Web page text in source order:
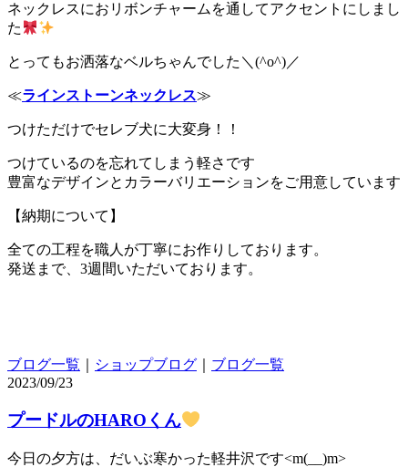
ネックレスにおリボンチャームを通してアクセントにしまし
た
とってもお洒落なベルちゃんでした＼(^o^)／
≪ラインストーンネックレス≫
つけただけでセレブ犬に大変身！！
つけているのを忘れてしまう軽さです
豊富なデザインとカラーバリエーションをご用意しています
【納期について】
全ての工程を職人が丁寧にお作りしております。
発送まで、3週間いただいております。
ブログ一覧 ショップブログ
ブログ一覧
2023/09/23
プードルのHAROくん
今日の夕方は、だいぶ寒かった軽井沢です<m(__)m>